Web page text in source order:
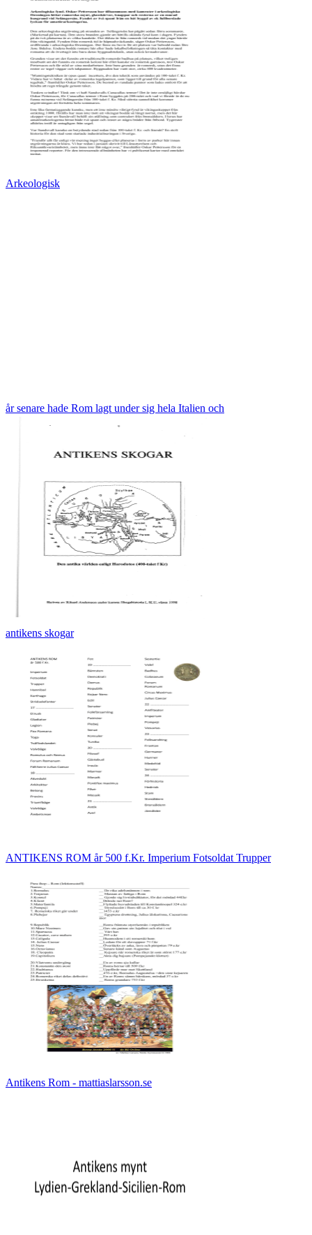
Arkeologisk
år senare hade Rom lagt under sig hela Italien och
antikens skogar
ANTIKENS ROM år 500 f.Kr. Imperium Fotsoldat Trupper
Antikens Rom - mattiaslarsson.se